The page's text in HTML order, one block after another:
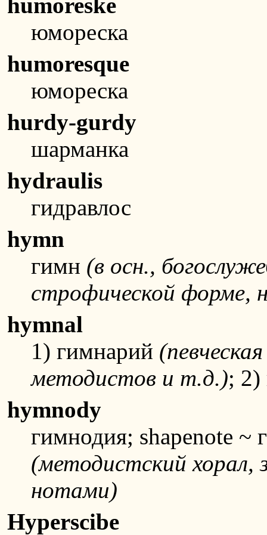
юмореска
humoresque
юмореска
hurdy-gurdy
шарманка
hydraulis
гидравлос
hymn
гимн (в осн.,
строфической форме,
hymnal
1) гимнарий
методистов и т.д.); 2)
hymnody
гимнодия; shapenote ~
(методистский хорал,
нотами)
Hyperscibe